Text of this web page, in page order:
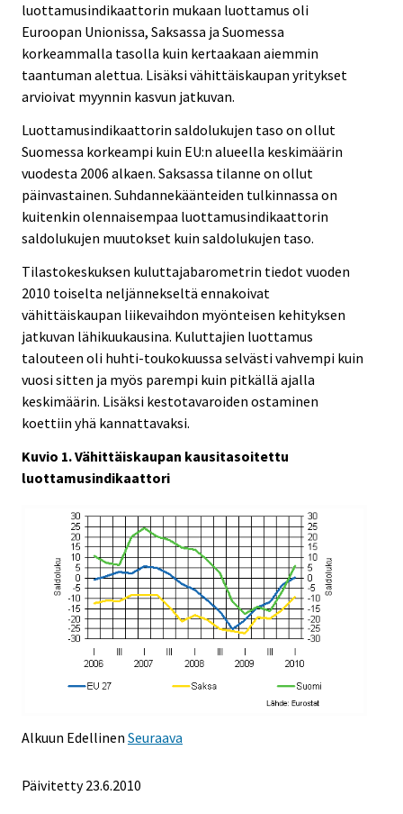
luottamusindikaattorin mukaan luottamus oli
Euroopan Unionissa, Saksassa ja Suomessa
korkeammalla tasolla kuin kertaakaan aiemmin
taantuman alettua. Lisäksi vähittäiskaupan yritykset
arvioivat myynnin kasvun jatkuvan.
Luottamusindikaattorin saldolukujen taso on ollut
Suomessa korkeampi kuin EU:n alueella keskimäärin
vuodesta 2006 alkaen. Saksassa tilanne on ollut
päinvastainen. Suhdannekäänteiden tulkinnassa on
kuitenkin olennaisempaa luottamusindikaattorin
saldolukujen muutokset kuin saldolukujen taso.
Tilastokeskuksen kuluttajabarometrin tiedot vuoden
2010 toiselta neljännekseltä ennakoivat
vähittäiskaupan liikevaihdon myönteisen kehityksen
jatkuvan lähikuukausina. Kuluttajien luottamus
talouteen oli huhti-toukokuussa selvästi vahvempi kuin
vuosi sitten ja myös parempi kuin pitkällä ajalla
keskimäärin. Lisäksi kestotavaroiden ostaminen
koettiin yhä kannattavaksi.
Kuvio 1. Vähittäiskaupan kausitasoitettu
luottamusindikaattori
Alkuun Edellinen Seuraava
Päivitetty23.6.2010